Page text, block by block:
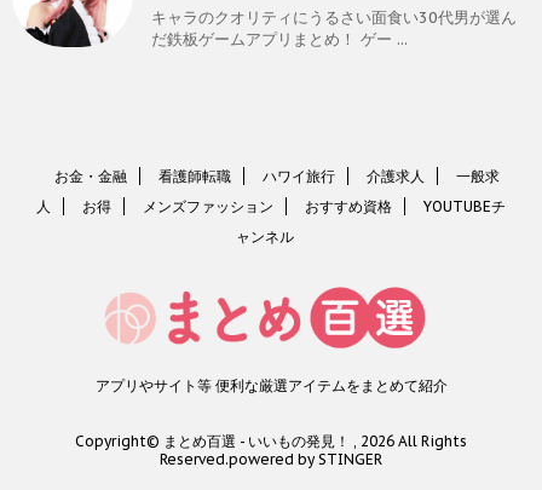
キャラのクオリティにうるさい面食い30代男が選ん
だ鉄板ゲームアプリまとめ！ ゲー ...
お金・金融 看護師転職 ハワイ旅行 介護求人
一般求
人
お得 メンズファッション おすすめ資格
YOUTUBEチ
ャンネル
アプリやサイト等 便利な厳選アイテムをまとめて紹介
Copyright© まとめ百選 - いいもの発見！ , 2026 All Rights
Reserved.powered by STINGER